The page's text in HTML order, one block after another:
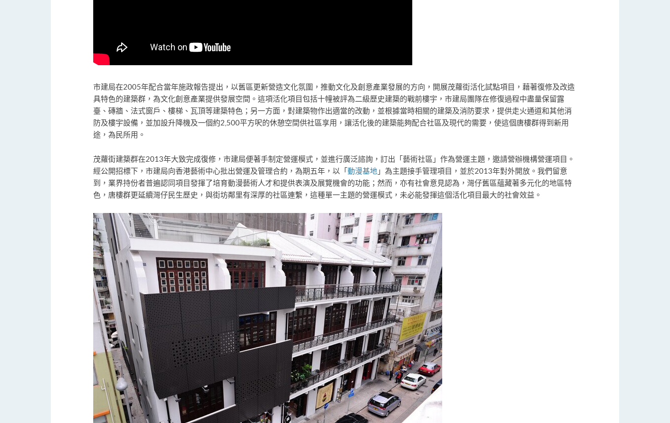
市建局在2005年配合當年施政報告提出，以舊區更新營造文化氛圍，推動文化及創意產業發展的方向，開展茂蘿街活化試點項目，藉著復修及改造
具特色的建築群，為文化創意產業提供發展空間。這項活化項目包括十幢被評為二級歷史建築的戰前樓宇，市建局團隊在修復過程中盡量保留露
臺、磚牆、法式窗戶、樓梯、瓦頂等建築特色；另一方面，對建築物作出適當的改動，並根據當時相關的建築及消防要求，提供走火通道和其他消
防及樓宇設備，並加設升降機及一個約2,500平方呎的休憩空間供社區享用，讓活化後的建築能夠配合社區及現代的需要，使這個唐樓群得到新用
途，為民所用。
茂蘿街建築群在2013年大致完成復修，市建局便著手制定營運模式，並進行廣泛諮詢，訂出「藝術社區」作為營運主題，邀請營辦機構營運項目。
經公開招標下，市建局向香港藝術中心批出營運及管理合約，為期五年，以「動漫基地 」為主題接手管理項目，並於2013年對外開放。我們留意
到，業界持份者普遍認同項目發揮了培育動漫藝術人才和提供表演及展覽機會的功能；然而，亦有社會意見認為，灣仔舊區蘊藏著多元化的地區特
色，唐樓群更延續灣仔民生歷史，與街坊鄰里有深厚的社區連繫，這種單一主題的營運模式，未必能發揮這個活化項目最大的社會效益。